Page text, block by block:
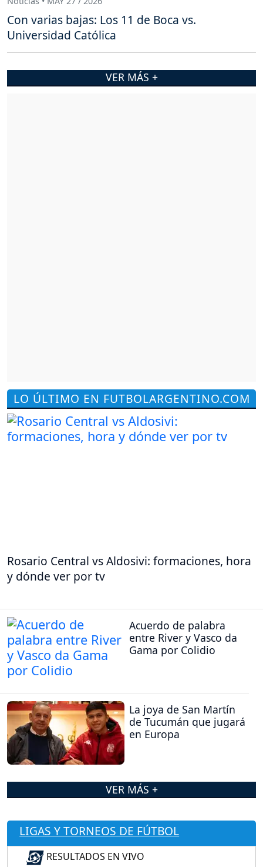
LO ÚLTIMO EN FUTBOLARGENTINO.COM
Rosario Central vs Aldosivi: formaciones, hora
y dónde ver por tv
Acuerdo de palabra
entre River y Vasco da
Gama por Colidio
La joya de San Martín
de Tucumán que jugará
en Europa
VER MÁS +
LIGAS Y TORNEOS DE FÚTBOL
RESULTADOS EN VIVO
Con varias bajas: Los 11 de Boca vs.
Universidad Católica
VER MÁS +